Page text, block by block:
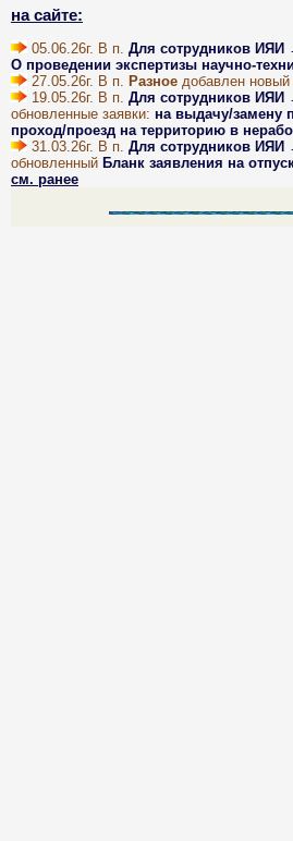
на сайте:
05.06.26г. В п. Для сотрудников
О проведении экспертизы научно-
27.05.26г. В п. Разное добавлен новый
19.05.26г. В п. Для сотрудников
обновленные заявки: на выдачу/замену
проход/проезд на территорию в
31.03.26г. В п. Для сотрудников
обновленный Бланк заявления на
см. ранее